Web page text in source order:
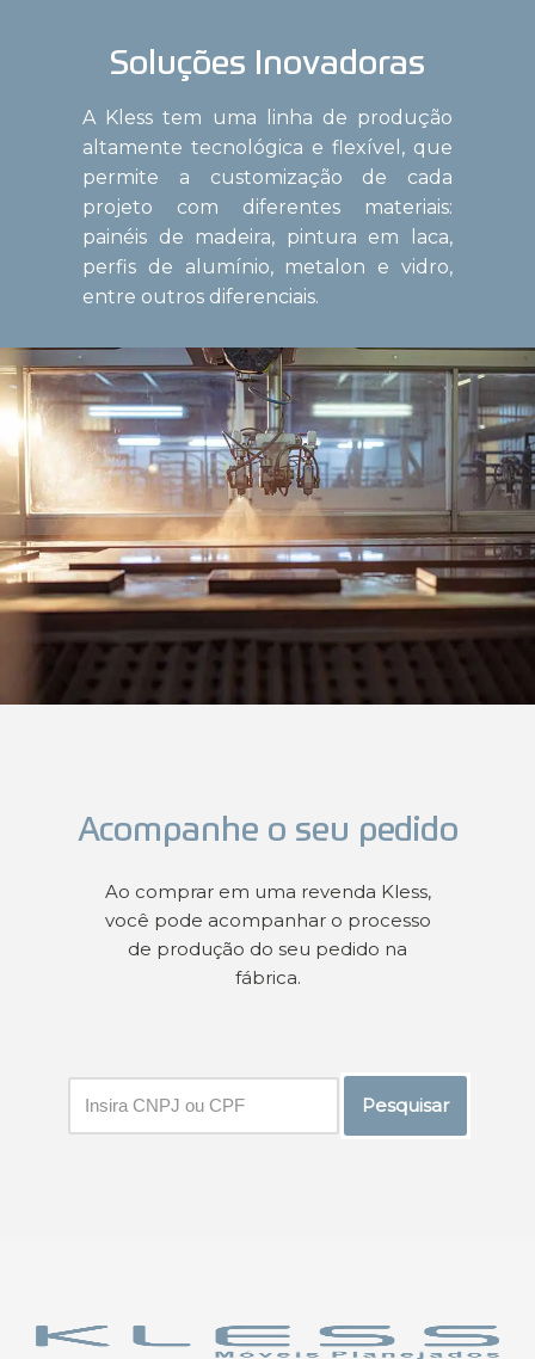
Soluções Inovadoras
A Kless tem uma linha de produção
altamente tecnológica e flexível, que
permite a customização de cada
projeto com diferentes materiais:
painéis de madeira, pintura em laca,
perfis de alumínio, metalon e vidro,
entre outros diferenciais.
Acompanhe o seu pedido
Ao comprar em uma revenda Kless,
você pode acompanhar o processo
de produção do seu pedido na
fábrica.
Pesquisar